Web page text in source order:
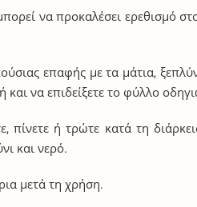
να προκαλέσει ερεθισμό
επαφής με τα μάτια,
και να επιδείξετε το φύλλο
πίνετε ή τρώτε κατά τη
και νερό.
μετά τη χρήση.